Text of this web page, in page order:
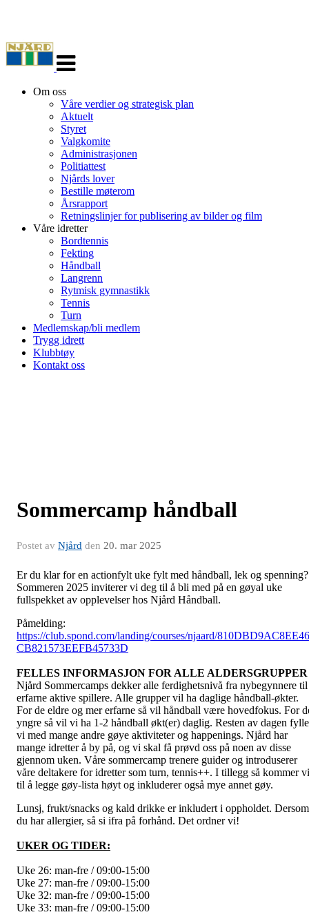
navigasjon
Om oss
Våre verdier og strategisk plan
Aktuelt
Styret
Valgkomite
Administrasjonen
Politiattest
Njårds lover
Bestille møterom
Årsrapport
Retningslinjer for publisering av bilder og film
Våre idretter
Bordtennis
Fekting
Håndball
Langrenn
Rytmisk gymnastikk
Tennis
Turn
Medlemskap/bli medlem
Trygg idrett
Klubbtøy
Kontakt oss
Sommercamp håndball
Postet av Njård den 20. mar 2025
Er du klar for en actionfylt uke fylt med håndball, lek og spenning?
Sommeren 2025 inviterer vi deg til å bli med på en gøyal uke
fullspekket av opplevelser hos Njård Håndball.
Påmelding:
https://club.spond.com/landing/courses/njaard/810DBD9AC8EE46
CB821573EEFB45733D
FELLES INFORMASJON FOR ALLE ALDERSGRUPPER
Njård Sommercamps dekker alle ferdighetsnivå fra nybegynnere til
erfarne aktive spillere. Alle grupper vil ha daglige håndball-økter.
For de eldre og mer erfarne så vil håndball være hovedfokus. For
yngre så vil vi ha 1-2 håndball økt(er) daglig. Resten av dagen
vi med mange andre gøye aktiviteter og happenings. Njård har
mange idretter å by på, og vi skal få prøvd oss på noen av disse
gjennom uken. Våre sommercamp trenere guider og introduserer
våre deltakere for idretter som turn, tennis++. I tillegg så kommer vi
til å legge gøy-lista høyt og inkluderer også mye annet gøy.
Lunsj, frukt/snacks og kald drikke er inkludert i oppholdet. Dersom
du har allergier, så si ifra på forhånd. Det ordner vi!
UKER OG TIDER:
Uke 26: man-fre / 09:00-15:00
Uke 27: man-fre / 09:00-15:00
Uke 32: man-fre / 09:00-15:00
Uke 33: man-fre / 09:00-15:00